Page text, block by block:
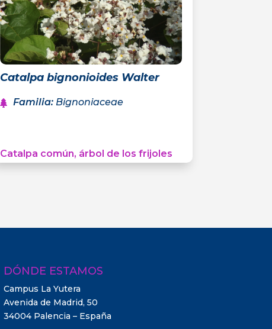
Catalpa bignonioides Walter
Familia: Bignoniaceae
Catalpa común, árbol de los frijoles
DÓNDE ESTAMOS
Campus La Yutera
Avenida de Madrid, 50
34004 Palencia – España